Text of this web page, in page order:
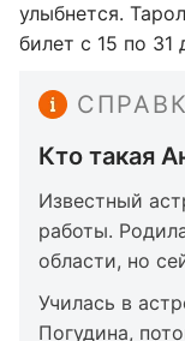
улыбнется.
билет с 15 по 31
Кто такая
Известный
работы.
области, но
Училась в
Погудина,